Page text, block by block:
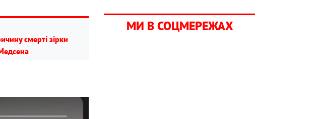
смерті зірки
МИ В СОЦМЕРЕЖАХ